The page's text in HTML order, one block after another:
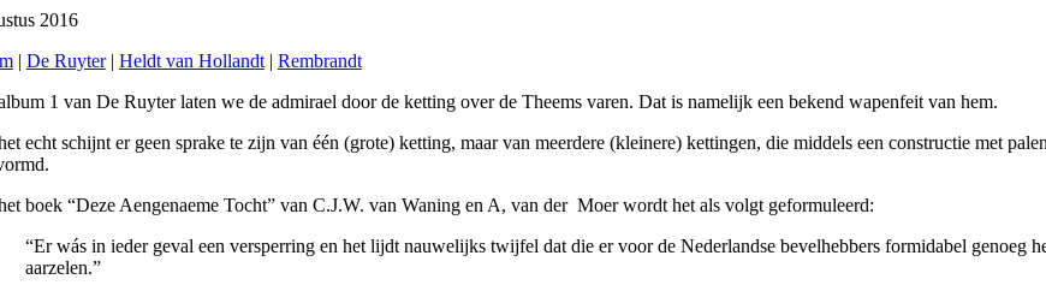
2016
| De Ruyter| Heldt van Hollandt| Rembrandt
1 van De Ruyter laten we de admirael door de ketting over de Theems varen. Dat is namelijk een bekend wapenfeit van hem.
echt schijnt er geen sprake te zijn van één (grote) ketting, maar van meerdere (kleinere) kettingen, die middels een constructie met
boek “Deze Aengenaeme Tocht” van C.J.W. van Waning en A, van der Moer wordt het als volgt geformuleerd:
“Er wás in ieder geval een versperring en het lijdt nauwelijks twijfel dat die er voor de Nederlandse bevelhebbers formidabel genoeg
aarzelen.”